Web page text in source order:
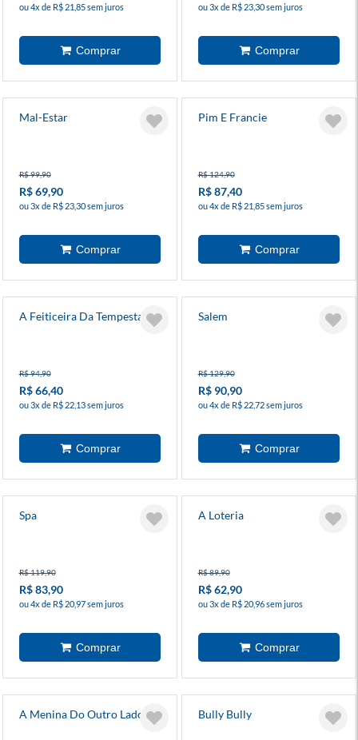
ou 4x de R$ 21,85 sem juros ou 3x de R$ 23,30 sem juros
Mal-Estar
R$ 99,90
R$ 69,90
ou 3x de R$ 23,30 sem juros
Pim E Francie
R$ 124,90
R$ 87,40
ou 4x de R$ 21,85 sem juros
A Feiticeira Da Tempestade
R$ 94,90
R$ 66,40
ou 3x de R$ 22,13 sem juros
Salem
R$ 129,90
R$ 90,90
ou 4x de R$ 22,72 sem juros
Spa
R$ 119,90
R$ 83,90
ou 4x de R$ 20,97 sem juros
A Loteria
R$ 89,90
R$ 62,90
ou 3x de R$ 20,96 sem juros
A Menina Do Outro Lado 8 Bully Bully